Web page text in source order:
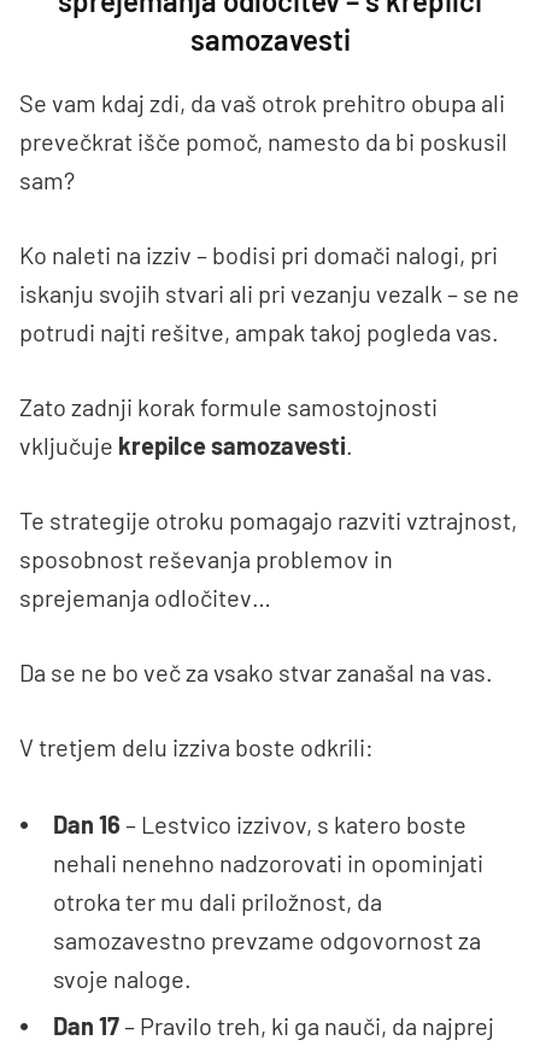
samozavesti
Se vam kdaj zdi, da vaš otrok prehitro obupa ali
prevečkrat išče pomoč, namesto da bi poskusil
sam?
Ko naleti na izziv – bodisi pri domači nalogi, pri
iskanju svojih stvari ali pri vezanju vezalk – se ne
potrudi najti rešitve, ampak takoj pogleda vas.
Zato zadnji korak formule samostojnosti
vključuje krepilce samozavesti
Te strategije otroku pomagajo razviti vztrajnost,
sposobnost reševanja problemov in
sprejemanja odločitev…
Da se ne bo več za vsako stvar zanašal na vas.
V tretjem delu izziva boste odkrili:
Dan 16 – Lestvico izzivov, s katero boste
nehali nenehno nadzorovati in opominjati
otroka ter mu dali priložnost, da
samozavestno prevzame odgovornost za
svoje naloge.
Dan 17– Pravilo treh, ki ga nauči, da najprej